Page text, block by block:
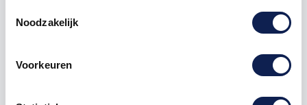
Noodzakelijk
Voorkeuren